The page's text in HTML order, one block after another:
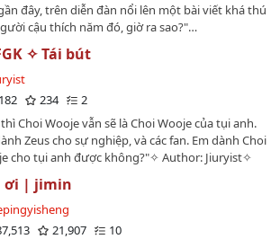
đây, trên diễn đàn nổi lên một bài viết khá thú
cậu thích năm đó, giờ ra sao?"…
✧ Tái bút
234
2
Choi Wooje vẫn sẽ là Choi Wooje của tụi anh.
Zeus cho sự nghiệp, và các fan. Em dành Choi
cho tụi anh được không?"✧ Author: Jiuryist✧
only ZOFGK…
ơi | jimin
21,907
10